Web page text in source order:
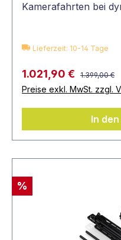
Kamerafahrten bei
Lieferzeit: 10-14 Tage
1.021,90 € 1.399,00 €
Preise exkl. MwSt. zzgl.
In
%